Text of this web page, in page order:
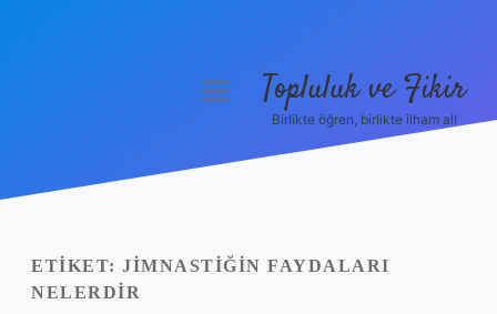
Yasal Uyarı
menüyüTopluluk ve Fikir
Birlikte öğren, birlikte ilham al!
ETIKET: JIMNASTIĞIN FAYDALARI
NELERDIR